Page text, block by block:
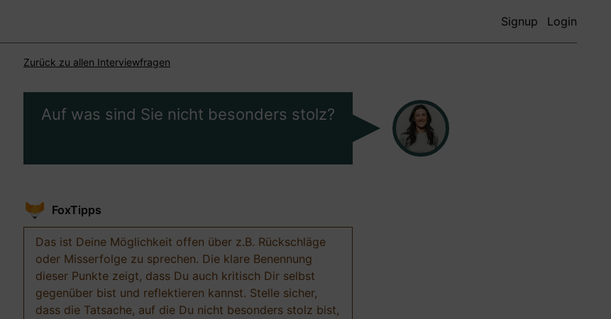
Signup Login
Zurück zu allen Interviewfragen
Auf was sind Sie nicht besonders stolz?
FoxTipps
Das ist Deine Möglichkeit offen über z.B. Rückschläge
oder Misserfolge zu sprechen. Die klare Benennung
dieser Punkte zeigt, dass Du auch kritisch Dir selbst
gegenüber bist und reflektieren kannst. Stelle sicher,
dass die Tatsache, auf die Du nicht besonders stolz bist,